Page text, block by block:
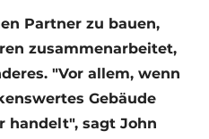
Erklärung
Partner zu bauen,
zusammenarbeitet,
"Vor allem, wenn
Gebäude
handelt", sagt John